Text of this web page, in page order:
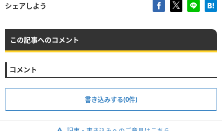
シェアしよう
この記事へのコメント
コメント
書き込みする(0件)